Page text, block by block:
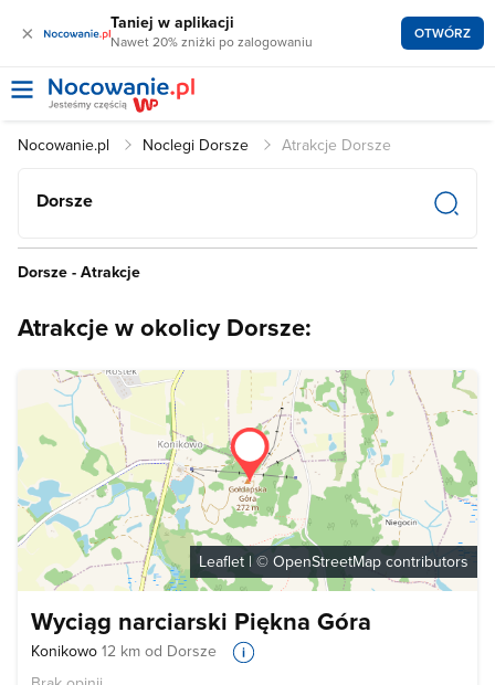
× Taniej w aplikacji
Nawet 20% zniżki po zalogowaniu OTWÓRZ
Nocowanie.pl Noclegi Dorsze Atrakcje Dorsze
Dorsze
Dorsze - Atrakcje
Atrakcje w okolicy Dorsze:
Leaflet | © OpenStreetMap contributors
Wyciąg narciarski Piękna Góra
Konikowo 12 km od Dorsze